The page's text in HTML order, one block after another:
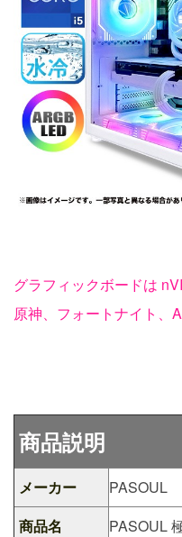
グラフィックボードは
原神、フォートナイト、
商品説明
メーカー
PASOUL
商品名
PASOUL